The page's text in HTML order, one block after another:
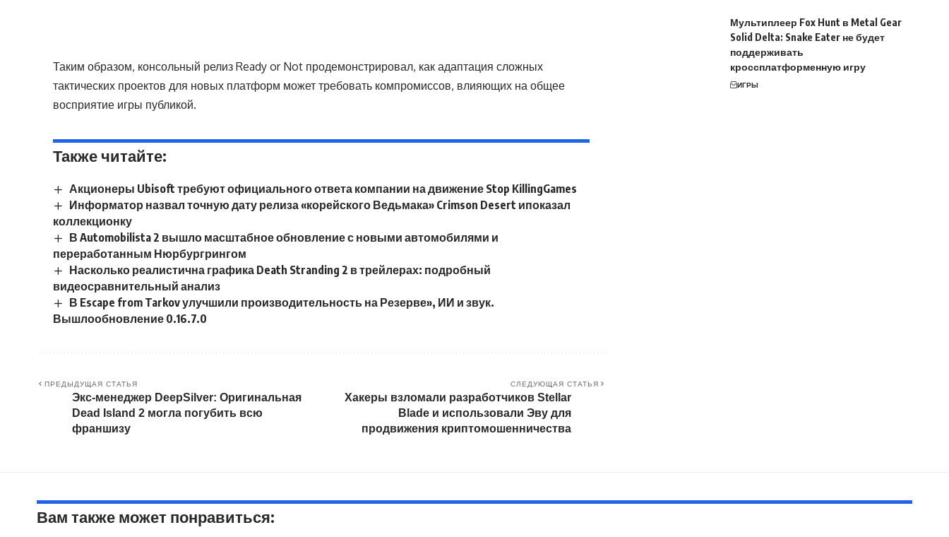
Таким образом, консольный релиз Ready or Not продемонстрировал, как адаптация сложных
тактических проектов для новых платформ может требовать компромиссов, влияющих на общее
восприятие игры публикой.
Также читайте:
Акционеры Ubisoft требуют официального ответа компании на движение Stop KillingGames
Информатор назвал точную дату релиза «корейского Ведьмака» Crimson Desert ипоказал
коллекционку
В Automobilista 2 вышло масштабное обновление с новыми автомобилями и
переработанным Нюрбургрингом
Насколько реалистична графика Death Stranding 2 в трейлерах: подробный
видеосравнительный анализ
В Escape from Tarkov улучшили производительность на Резерве», ИИ и звук.
Вышлообновление 0.16.7.0
ПРЕДЫДУЩАЯ СТАТЬЯ
Экс-менеджер DeepSilver: Оригинальная
Dead Island 2 могла погубить всю
франшизу
СЛЕДУЮЩАЯ СТАТЬЯ
Хакеры взломали разработчиков Stellar
Blade и использовали Эву для
продвижения криптомошенничества
Мультиплеер Fox Hunt в Metal Gear
Solid Delta: Snake Eater не будет
поддерживать
кроссплатформенную игру
ИГРЫ
Вам также может понравиться: